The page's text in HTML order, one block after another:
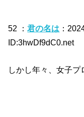
52 ：君の名は ：
ID:3hwDf9dC0.net
しかし年々、女子